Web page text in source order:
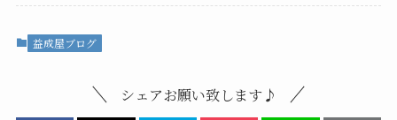
益成屋ブログ
シェアお願い致します♪